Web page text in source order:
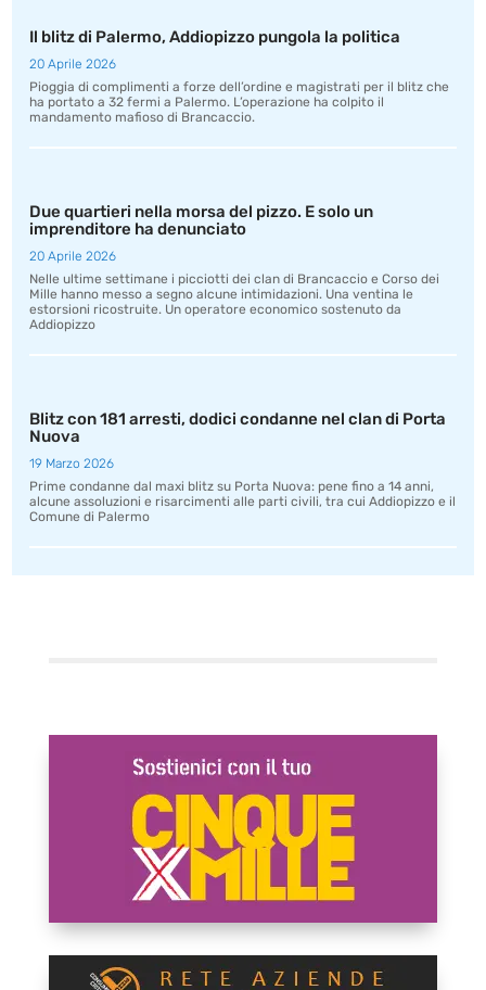
Il blitz di Palermo, Addiopizzo pungola la politica
20 Aprile 2026
Pioggia di complimenti a forze dell’ordine e magistrati per il blitz che
ha portato a 32 fermi a Palermo. L’operazione ha colpito il
mandamento mafioso di Brancaccio.
Due quartieri nella morsa del pizzo. E solo un
imprenditore ha denunciato
20 Aprile 2026
Nelle ultime settimane i picciotti dei clan di Brancaccio e Corso dei
Mille hanno messo a segno alcune intimidazioni. Una ventina le
estorsioni ricostruite. Un operatore economico sostenuto da
Addiopizzo
Blitz con 181 arresti, dodici condanne nel clan di Porta
Nuova
19 Marzo 2026
Prime condanne dal maxi blitz su Porta Nuova: pene fino a 14 anni,
alcune assoluzioni e risarcimenti alle parti civili, tra cui Addiopizzo e il
Comune di Palermo